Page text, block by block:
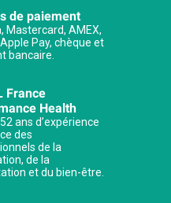
de paiement
Mastercard, AMEX,
Pay, chèque et
bancaire.
France
Health
ans d’expérience
des
de la
de la
et du bien-être.